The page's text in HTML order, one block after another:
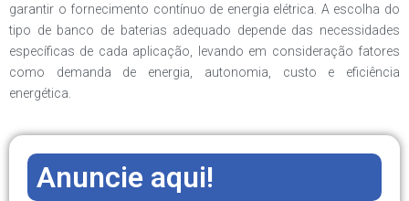
garantir o fornecimento contínuo de energia elétrica. A escolha do
tipo de banco de baterias adequado depende das necessidades
específicas de cada aplicação, levando em consideração fatores
como demanda de energia, autonomia, custo e eficiência
energética.
Anuncie aqui!